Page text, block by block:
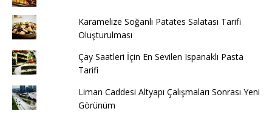
Karamelize Soğanlı Patates Salatası Tarifi
Oluşturulması
Çay Saatleri İçin En Sevilen Ispanaklı Pasta
Tarifi
Liman Caddesi Altyapı Çalışmaları Sonrası Yeni
Görünüm